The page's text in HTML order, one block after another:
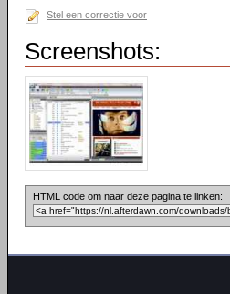
Stel een correctie voor
Screenshots:
HTML code om naar deze pagina te linken: